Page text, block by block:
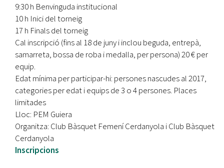
9:30 h Benvinguda institucional
10 h Inici del torneig
17 h Finals del torneig
Cal inscripció (fins al 18 de juny i inclou beguda, entrepà,
samarreta, bossa de roba i medalla, per persona) 20 € per
equip.
Edat mínima per participar-hi: persones nascudes al 2017,
categories per edat i equips de 3 o 4 persones. Places
limitades
Lloc: PEM Guiera
Organitza: Club Bàsquet Femení Cerdanyola i Club Bàsquet
Cerdanyola
Inscripcions